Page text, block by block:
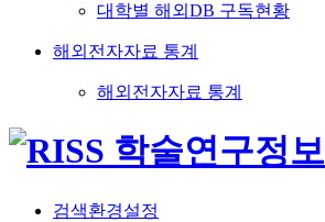
대학별 해외DB 구독현황
해외전자자료 통계
해외전자자료 통계
검색환경설정